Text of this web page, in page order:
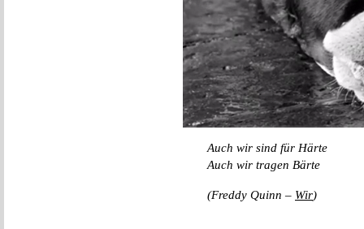
Auch wir sind für Härte
Auch wir tragen Bärte
(Freddy Quinn – Wir)